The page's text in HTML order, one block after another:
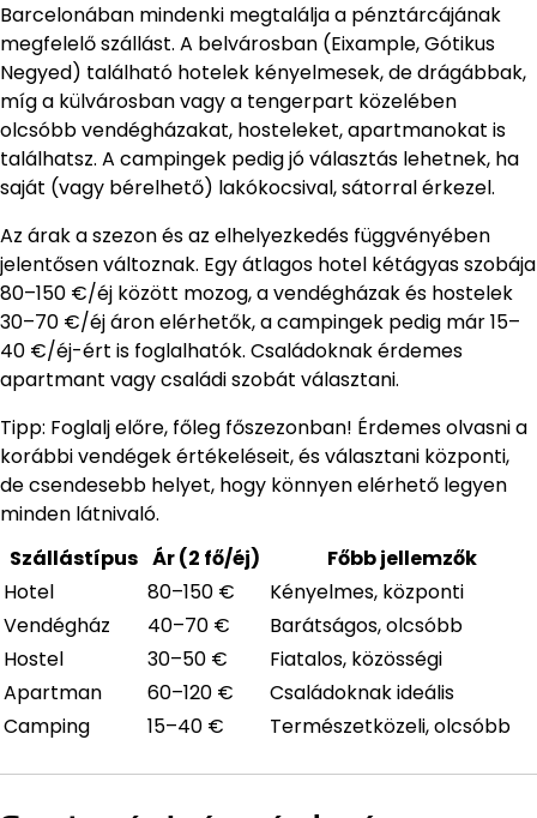
Barcelonában mindenki megtalálja a pénztárcájának
megfelelő szállást. A belvárosban (Eixample, Gótikus
Negyed) található hotelek kényelmesek, de drágábbak,
míg a külvárosban vagy a tengerpart közelében
olcsóbb vendégházakat, hosteleket, apartmanokat is
találhatsz. A campingek pedig jó választás lehetnek, ha
saját (vagy bérelhető) lakókocsival, sátorral érkezel.
Az árak a szezon és az elhelyezkedés függvényében
jelentősen változnak. Egy átlagos hotel kétágyas szobája
80–150 €/éj között mozog, a vendégházak és hostelek
30–70 €/éj áron elérhetők, a campingek pedig már 15–
40 €/éj-ért is foglalhatók. Családoknak érdemes
apartmant vagy családi szobát választani.
Tipp: Foglalj előre, főleg főszezonban! Érdemes olvasni a
korábbi vendégek értékeléseit, és választani központi,
de csendesebb helyet, hogy könnyen elérhető legyen
minden látnivaló.
Szállástípus Ár (2 fő/éj)
Főbb jellemzők
Hotel
80–150 €
Kényelmes, központi
Vendégház
40–70 €
Barátságos, olcsóbb
Hostel
30–50 €
Fiatalos, közösségi
Apartman
60–120 €
Családoknak ideális
Camping
15–40 € Természetközeli, olcsóbb